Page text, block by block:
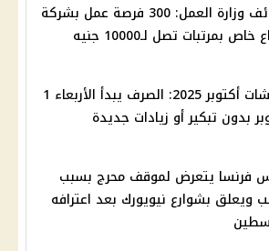
وظائف وزارة العمل: 300 فرصة عمل بشركة
بمرتبات تصل لـ10000 جنيه
معاشات أكتوبر 2025: الصرف يبدأ الأربعاء 1
بدون تبكير أو زيادات جديدة
فرنسا يتعرض لموقف محرج بسبب
ويعلق بشوارع نيويورك بعد اعترافه